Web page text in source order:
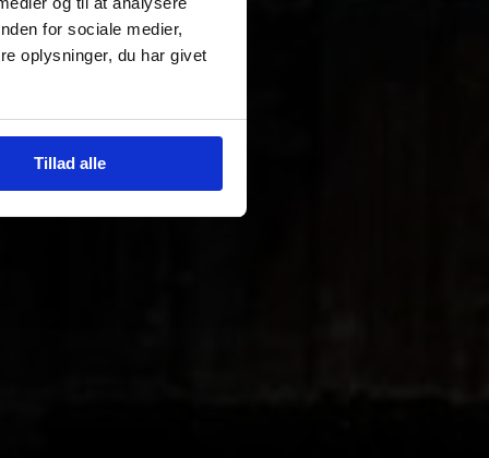
for sociale medier,
oplysninger, du har givet
Tillad alle